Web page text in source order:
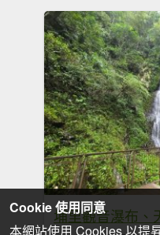
埔里觀音瀑布、
Cookie 使用同意
本網站使用 Cookies 以提